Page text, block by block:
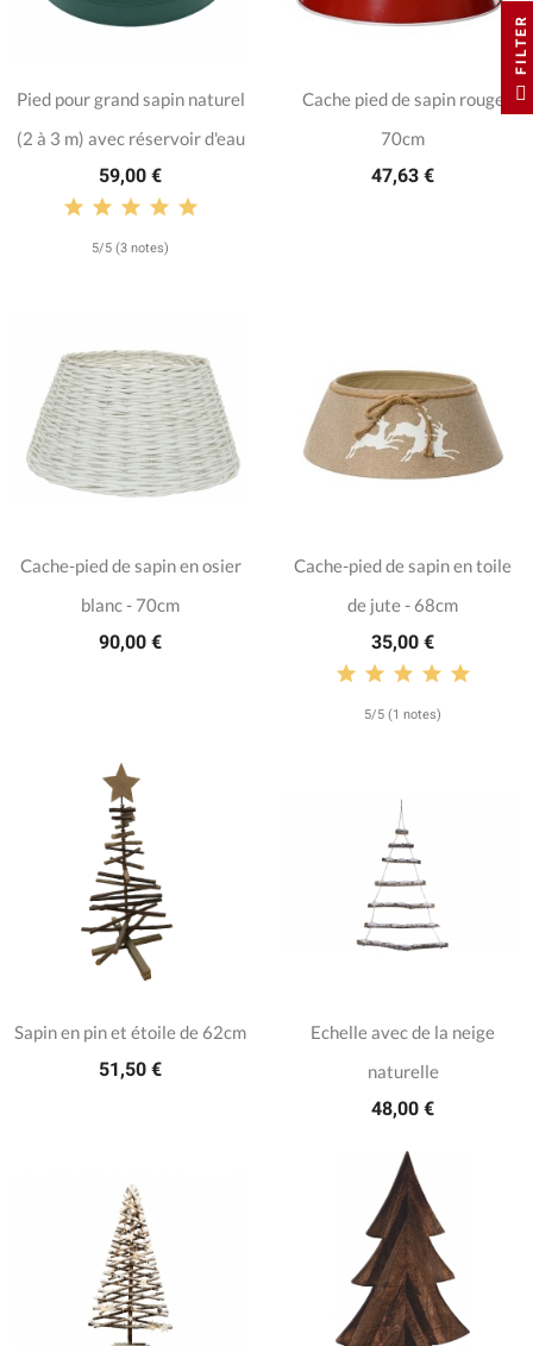
Pied pour grand sapin naturel
(2 à 3 m) avec réservoir d'eau
59,00 €
5/5 (3 notes)
Cache pied de sapin rouge
70cm
47,63 €
Cache-pied de sapin en osier
blanc - 70cm
90,00 €
Cache-pied de sapin en toile
de jute - 68cm
35,00 €
5/5 (1 notes)
Sapin en pin et étoile de 62cm
51,50 €
Echelle avec de la neige
naturelle
48,00 €
FILTER